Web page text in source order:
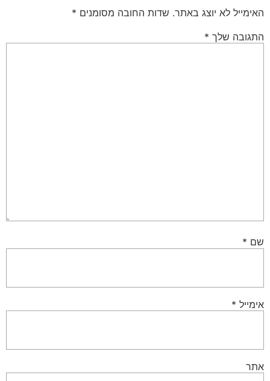
האימייל לא יוצג באתר. שדות החובה מסומנים *
התגובה שלך *
שם *
אימייל *
אתר